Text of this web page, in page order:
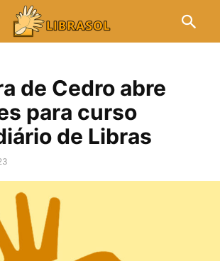
de Cedro abre
para curso
de Libras